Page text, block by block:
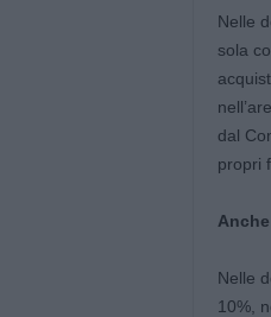
Nelle
sola
dal
propri
Nelle
10%,